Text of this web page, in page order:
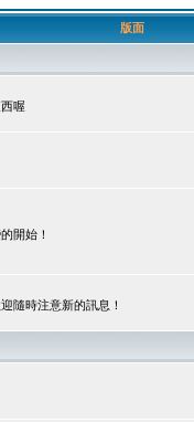
版面
喔
開始！
隨時注意新的訊息！